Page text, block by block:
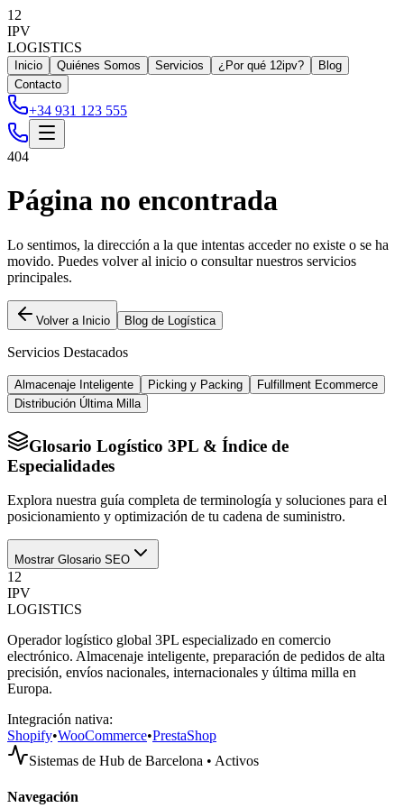
12
IPV
LOGISTICS
Inicio Quiénes Somos Servicios ¿Por qué 12ipv?
Blog
Contacto
+34 931 123 555
404
Página no encontrada
Lo sentimos, la dirección a la que intentas acceder no existe o se ha
movido. Puedes volver al inicio o consultar nuestros servicios
principales.
Volver a Inicio Blog de Logística
Servicios Destacados
Almacenaje Inteligente Picking y Packing
Fulfillment Ecommerce
Distribución Última Milla
Glosario Logístico 3PL & Índice de
Especialidades
Explora nuestra guía completa de terminología y soluciones para el
posicionamiento y optimización de tu cadena de suministro.
Mostrar Glosario SEO
12
IPV
LOGISTICS
Operador logístico global 3PL especializado en comercio
electrónico. Almacenaje inteligente, preparación de pedidos de alta
precisión, envíos nacionales, internacionales y última milla en
Europa.
Integración nativa:
Shopify•WooCommerce•PrestaShop
Sistemas de Hub de Barcelona • Activos
Navegación